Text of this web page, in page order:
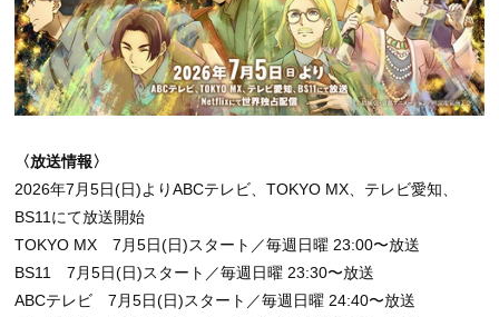
〈放送情報〉
2026年7月5日(日)よりABCテレビ、TOKYO MX、テレビ愛知、
BS11にて放送開始
TOKYO MX 7月5日(日)スタート／毎週日曜 23:00〜放送
BS11 7月5日(日)スタート／毎週日曜 23:30〜放送
ABCテレビ 7月5日(日)スタート／毎週日曜 24:40〜放送